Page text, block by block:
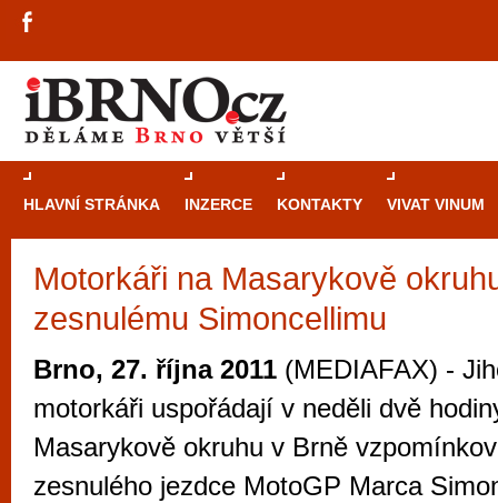
HLAVNÍ STRÁNKA INZERCE KONTAKTY VIVAT VINUM
Motorkáři na Masarykově
zesnulému Simoncellimu
Brno, 27. října 2011 (MEDIAFAX) -
motorkáři uspořádají v neděli dvě
Masarykově okruhu v Brně
zesnulého jezdce MotoGP Marca
Průvodce
Brně: Od
Brno je
zajímavé
restaurace,
Mimo jiné je ale také místem, kde si